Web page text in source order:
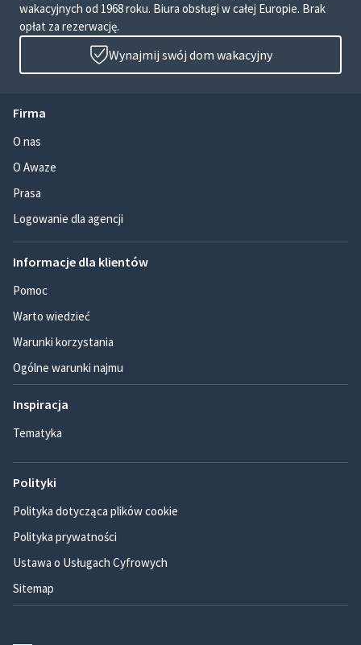
wakacyjnych od 1968 roku. Biura obsługi w całej Europie. Brak
opłat za rezerwację.
Wynajmij swój dom wakacyjny
Firma
O nas
O Awaze
Prasa
Logowanie dla agencji
Informacje dla klientów
Pomoc
Warto wiedzieć
Warunki korzystania
Ogólne warunki najmu
Inspiracja
Tematyka
Polityki
Polityka dotycząca plików cookie
Polityka prywatności
Ustawa o Usługach Cyfrowych
Sitemap